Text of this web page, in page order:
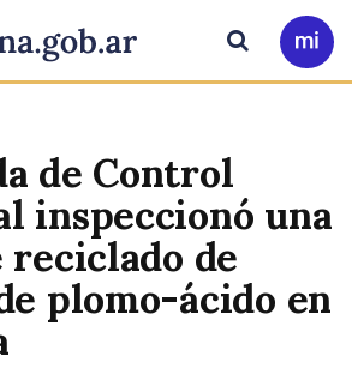
principal
Ir
a
Buscar
de Control
inspeccionó una
reciclado de
plomo-ácido en